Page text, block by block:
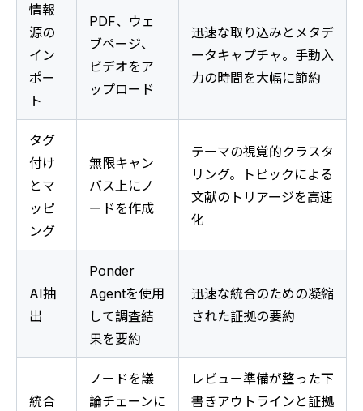
情報
源の
イン
ポー
ト
PDF、ウェ
ブページ、
ビデオをア
ップロード
迅速な取り込みとメタデ
ータキャプチャ。手動入
力の時間を大幅に節約
タグ
付け
とマ
ッピ
ング
無限キャン
バス上にノ
ードを作成
テーマの視覚的クラスタ
リング。トピックによる
文献のトリアージを高速
化
AI抽
出
Ponder
Agentを使用
して調査結
果を要約
迅速な統合のための凝縮
された証拠の要約
統合
ノードを議
論チェーンに
レビュー準備が整った下
書きアウトラインと証拠